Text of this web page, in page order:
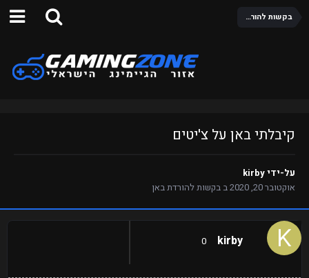
בקשות להורדת באן
קיבלתי באן על צ'יטים
על-ידיkirby
אוקטובר 20, 2020
בבקשות להורדת באן
kirby
0